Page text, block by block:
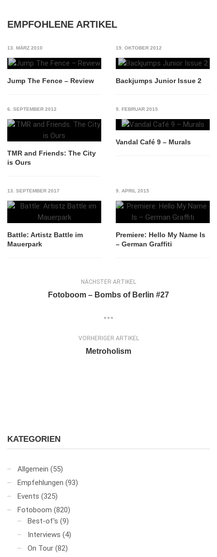
EMPFOHLENE ARTIKEL
13. MÄRZ 2010
Jump The Fence – Review
19. OKTOBER 2012
Backjumps Junior Issue 2
6. SEPTEMBER 2012
TMR and Friends: The City
is Ours
9. FEBRUAR 2015
Vandal Café 9 – Murals
13. SEPTEMBER 2017
Battle: Artistz Battle im
Mauerpark
9. APRIL 2015
Premiere: Hello My Name Is
– German Graffiti
NÄCHSTER ARTIKEL
Fotoboom – Bombs of Berlin #27
VORHERIGER ARTIKEL
Metroholism
KATEGORIEN
Allgemein (55)
Empfehlungen (93)
Events (325)
Fotoboom (820)
Best-of's (9)
Interviews (4)
On Tour (82)